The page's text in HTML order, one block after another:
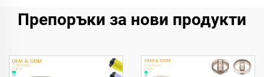
Препоръки за нови продукти